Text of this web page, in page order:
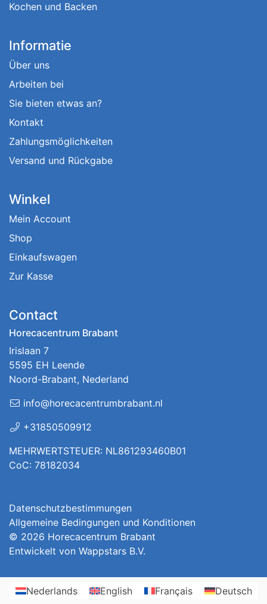
Kochen und Backen
Informatie
Über uns
Arbeiten bei
Sie bieten etwas an?
Kontakt
Zahlungsmöglichkeiten
Versand und Rückgabe
Winkel
Mein Account
Shop
Einkaufswagen
Zur Kasse
Contact
Horecacentrum Brabant
Irislaan 7
5595 EH Leende
Noord-Brabant, Nederland
info@horecacentrumbrabant.nl
+31850509912
MEHRWERTSTEUER: NL861293460B01
CoC: 78182034
Datenschutzbestimmungen
Allgemeine Bedingungen und Konditionen
© 2026 Horecacentrum Brabant
Entwickelt von Wappstars B.V.
Nederlands English Français Deutsch